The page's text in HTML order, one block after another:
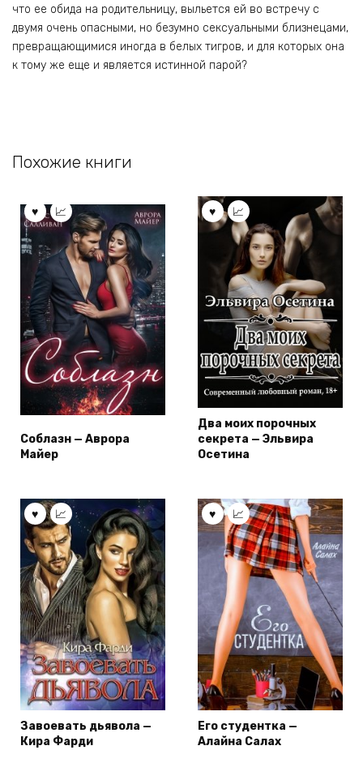
что ее обида на родительницу, выльется ей во встречу с
двумя очень опасными, но безумно сексуальными близнецами,
превращающимися иногда в белых тигров, и для которых она
к тому же еще и является истинной парой?
Похожие книги
Соблазн — Аврора
Майер
Два моих порочных
секрета — Эльвира
Осетина
Завоевать дьявола —
Кира Фарди
Его студентка —
Алайна Салах